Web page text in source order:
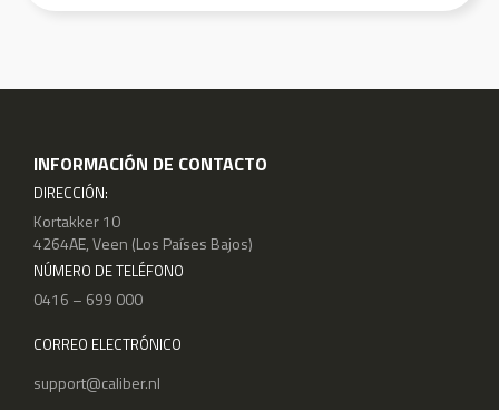
INFORMACIÓN DE CONTACTO
DIRECCIÓN:
Kortakker 10
4264AE, Veen (Los Países Bajos)
NÚMERO DE TELÉFONO
0416 – 699 000
CORREO ELECTRÓNICO
support@caliber.nl